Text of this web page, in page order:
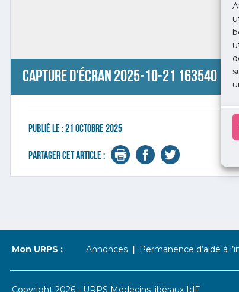
Capture d’écran 2025-10-21 163540
Publié le :21 octobre 2025
Partager cet article :
Mon URPS : Annonces Permanence d’aide à
Copyright 2026 - URPS Médecins libéraux IdF